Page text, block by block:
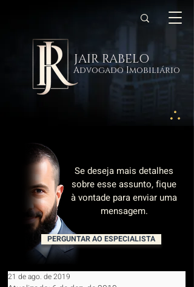
JAIR RABELO
Advogado Imobiliário
Se deseja mais detalhes
sobre esse assunto, fique
à vontade para enviar uma
mensagem.
PERGUNTAR AO ESPECIALISTA
21 de ago. de 2019